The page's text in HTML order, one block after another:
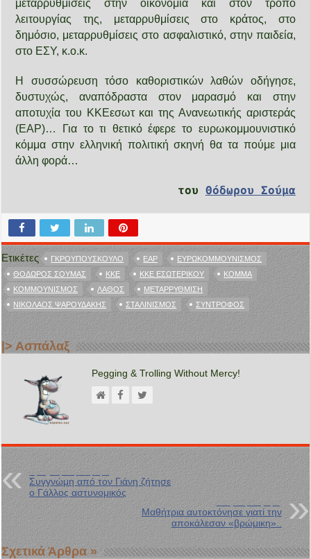
μεταρρυθμίσεις στην οικονομία και στον τρόπο
λειτουργίας της, μεταρρυθμίσεις στο κράτος, στο
δημόσιο, μεταρρυθμίσεις στο ασφαλιστικό, στην παιδεία,
στο ΕΣΥ, κ.ο.κ.
Η συσσώρευση τόσο καθοριστικών λαθών οδήγησε,
δυστυχώς, αναπόδραστα στον μαρασμό και στην
αποτυχία του ΚΚΕεσωτ και της Ανανεωτικής αριστεράς
(ΕΑΡ)… Για το τι θετικό έφερε το ευρωκομμουνιστικό
κόμμα στην ελληνική πολιτική σκηνή θα τα πούμε μια
άλλη φορά…
του Θόδωρου Σούμα
Ετικέτες ΓΚΡΟΥΠΟΎΣΚΟΥΛΟ ΕΑΡ
ΕΥΡΩΚΟΜΜΟΥΝΙΣΜΌΣ
ΘΌΔΩΡΟΣ ΣΟΎΜΑΣ
ΚΚΕ ΚΚΕ ΕΣΩΤΕΡΙΚΟΎ
ΚΌΜΜΑ
ΚΟΜΜΟΥΝΙΣΜΌΣ
ΛΆΘΟΣ
ΜΕΤΑΡΡΎΘΜΙΣΗ
ΝΙΚΌΛΑΟΣ ΨΑΡΟΥΔΆΚΗΣ
ΣΤΑΛΙΝΙΣΜΌΣ ΣΎΝΤΡΟΦΟΣ
|> Ασπάλαξ
Pegging & Trolling Without Mercy!
Προηγούμενη Ανάρτηση
Συγγνώμη από τον Γιάνη ζήτησε
ο Γάλλος αστυνομικός
Επόμενη Ανάρτηση
Μαθήτρια αυτοκτόνησε γιατί την
αποκάλεσαν «βρώμικη»..
Σχετικά Άρθρα »